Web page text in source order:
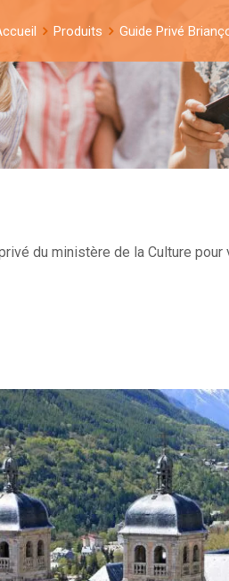
Produits Guide Privé
du ministère de la Culture